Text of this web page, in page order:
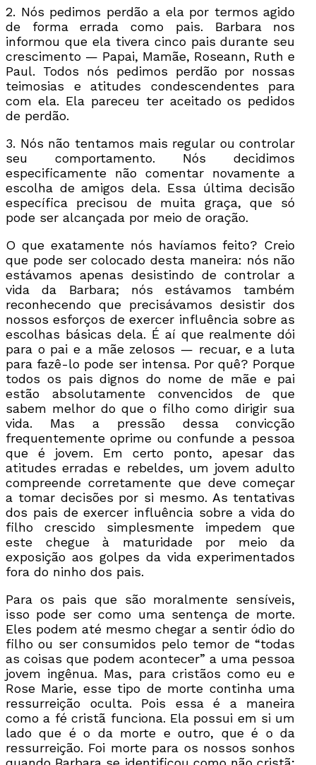
2. Nós pedimos perdão a ela por termos agido
de forma errada como pais. Barbara nos
informou que ela tivera cinco pais durante seu
crescimento — Papai, Mamãe, Roseann, Ruth e
Paul. Todos nós pedimos perdão por nossas
teimosias e atitudes condescendentes para
com ela. Ela pareceu ter aceitado os pedidos
de perdão.
3. Nós não tentamos mais regular ou controlar
seu comportamento. Nós decidimos
especificamente não comentar novamente a
escolha de amigos dela. Essa última decisão
específica precisou de muita graça, que só
pode ser alcançada por meio de oração.
O que exatamente nós havíamos feito? Creio
que pode ser colocado desta maneira: nós não
estávamos apenas desistindo de controlar a
vida da Barbara; nós estávamos também
reconhecendo que precisávamos desistir dos
nossos esforços de exercer influência sobre as
escolhas básicas dela. É aí que realmente dói
para o pai e a mãe zelosos — recuar, e a luta
para fazê-lo pode ser intensa. Por quê? Porque
todos os pais dignos do nome de mãe e pai
estão absolutamente convencidos de que
sabem melhor do que o filho como dirigir sua
vida. Mas a pressão dessa convicção
frequentemente oprime ou confunde a pessoa
que é jovem. Em certo ponto, apesar das
atitudes erradas e rebeldes, um jovem adulto
compreende corretamente que deve começar
a tomar decisões por si mesmo. As tentativas
dos pais de exercer influência sobre a vida do
filho crescido simplesmente impedem que
este chegue à maturidade por meio da
exposição aos golpes da vida experimentados
fora do ninho dos pais.
Para os pais que são moralmente sensíveis,
isso pode ser como uma sentença de morte.
Eles podem até mesmo chegar a sentir ódio do
filho ou ser consumidos pelo temor de “todas
as coisas que podem acontecer” a uma pessoa
jovem ingênua. Mas, para cristãos como eu e
Rose Marie, esse tipo de morte continha uma
ressurreição oculta. Pois essa é a maneira
como a fé cristã funciona. Ela possui em si um
lado que é o da morte e outro, que é o da
ressurreição. Foi morte para os nossos sonhos